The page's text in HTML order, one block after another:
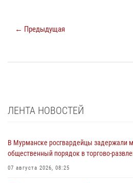
← Предыдущая
ЛЕНТА НОВОСТЕЙ
В Мурманске росгвардейцы задержали
общественный порядок в торгово-
07 августа 2026, 08:25